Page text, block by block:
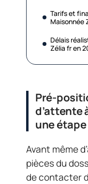
Tarifs et
Maisonnée
Délais
Zélia fr en
Pré-
d’attente
une
Avant même
pièces du
de contacter